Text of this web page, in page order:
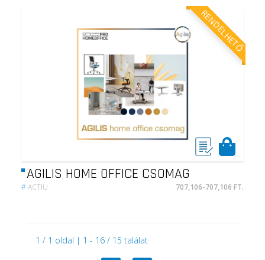
RENDELHETŐ
AGILIS HOME OFFICE CSOMAG
#ACTIU 707,106-707,106 FT.
1 / 1 oldal | 1 - 16 / 15 találat